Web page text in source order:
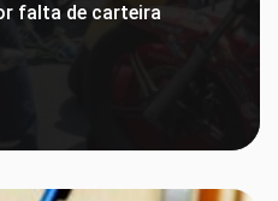
falta de carteira